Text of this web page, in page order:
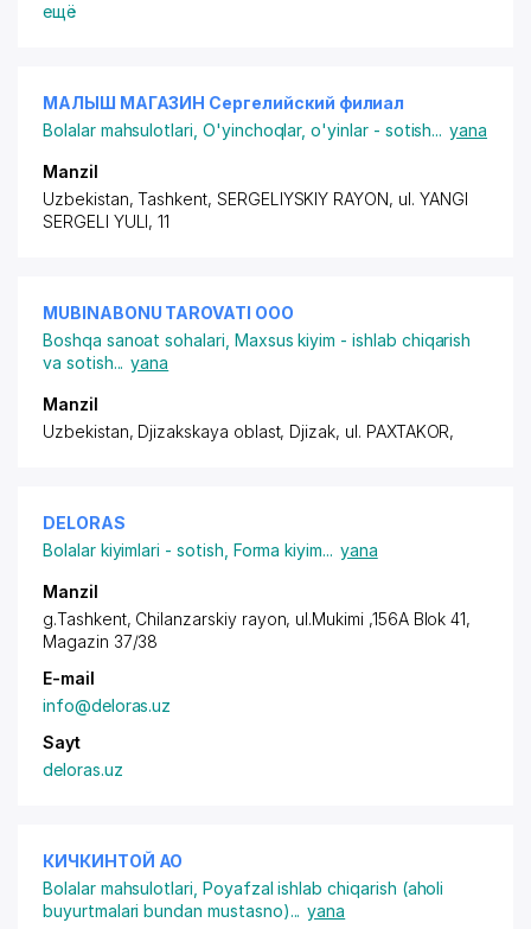
ещё
МАЛЫШ МАГАЗИН Сергелийский филиал
Bolalar mahsulotlari O'yinchoqlar, o'yinlar - sotish... yana
Manzil
Uzbekistan, Tashkent, SERGELIYSKIY RAYON, ul. YANGI
SERGELI YULI, 11
MUBINABONU TAROVATI ООО
Boshqa sanoat sohalari Maxsus kiyim - ishlab chiqarish
va sotish... yana
Manzil
Uzbekistan, Djizakskaya oblast, Djizak, ul. PAXTAKOR,
DELORAS
Bolalar kiyimlari - sotish Forma kiyim... yana
Manzil
g.Tashkent, Chilanzarskiy rayon, ul.Mukimi ,156A Blok 41,
Magazin 37/38
E-mail
info@deloras.uz
Sayt
deloras.uz
КИЧКИНТОЙ АО
Bolalar mahsulotlari Poyafzal ishlab chiqarish (aholi
buyurtmalari bundan mustasno)... yana